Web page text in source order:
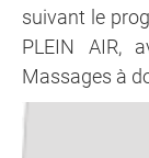
suivant le
PLEIN AIR,
Massages à